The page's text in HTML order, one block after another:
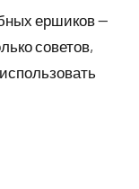
ершиков —
советов,